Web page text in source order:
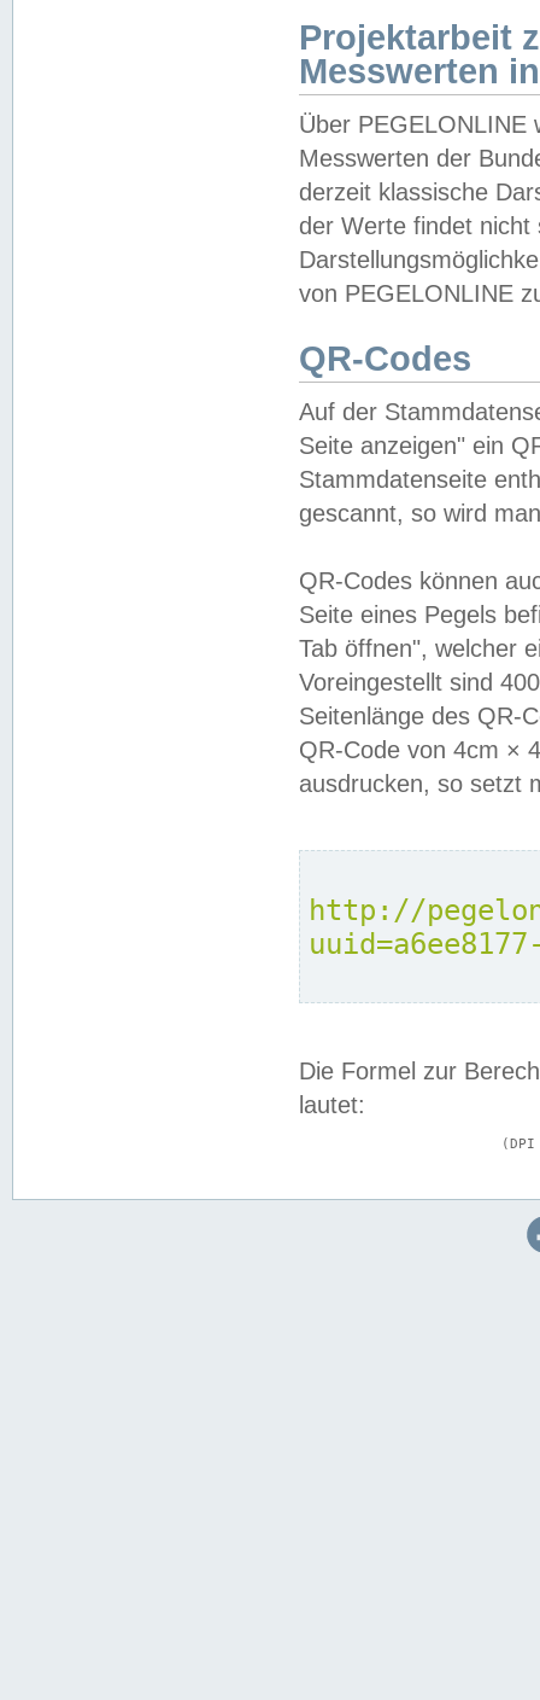
Projektarbeit
Messwerten
Über PEGELONLINE
Messwerten der
derzeit klassische
der Werte findet
von PEGELONLINE
QR-Codes
Auf der
Seite anzeigen" ein
Stammdatenseite
gescannt, so wird
QR-Codes können
Seite eines Pegels
Tab öffnen", welcher
Voreingestellt sind
Seitenlänge des QR-
QR-Code von 4cm ×
ausdrucken, so setzt
http://
Die Formel zur
lautet: